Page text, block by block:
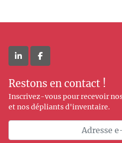
linkedinfacebook
Restons en contact !
Inscrivez-vous pour recevoir
et nos dépliants d'inventaire.